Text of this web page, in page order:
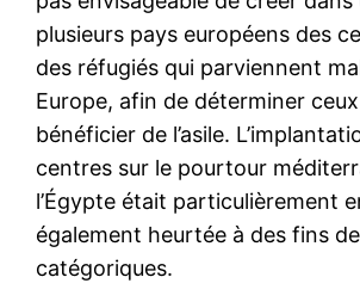
plusieurs pays européens des
des réfugiés qui parviennent
Europe, afin de déterminer
bénéficier de l’asile.
centres sur le pourtour
l’Égypte était particulièrement
également heurtée à des fins
catégoriques.